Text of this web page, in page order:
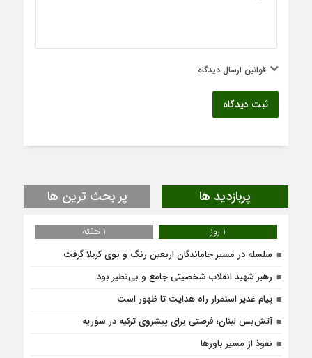
قوانین ارسال دیدگاه
ثبت دیدگاه
پربازدید ها پر بحث ترین ها
1 روز
1 هفته
سلسله در مسیر جاماندگان اربعین رنگ و بوی کربلا گرفت
رهبر شهید انقلاب شخصیتی جامع و بی‌نظیر بود
پیام غدیر استمرار راه هدایت تا ظهور است
آتش‌بس لبنان؛ فرصتی برای پیشروی ترکیه در سوریه
نفوذ از مسیر باورها